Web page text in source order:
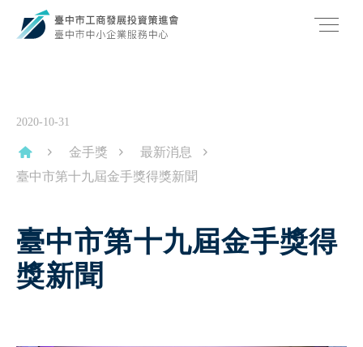
2020-10-31
金手獎
最新消息
臺中市第十九屆金手獎得獎新聞
臺中市第十九屆金手獎得
獎新聞